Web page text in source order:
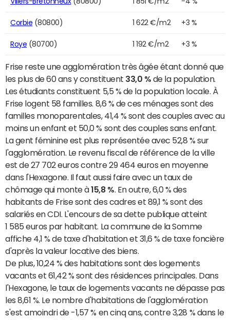
Corbie (80800) 1 622 €/m2 +3 %
Roye (80700) 1 192 €/m2 +3 %
Frise reste une agglomération très âgée étant donné que
les plus de 60 ans y constituent 33,0 % de la population.
Les étudiants constituent 5,5 % de la population locale. À
Frise logent 58 familles. 8,6 % de ces ménages sont des
familles monoparentales, 41,4 % sont des couples avec au
moins un enfant et 50,0 % sont des couples sans enfant.
La gent féminine est plus représentée avec 52,8 % sur
l'agglomération. Le revenu fiscal de référence de la ville
est de 27 702 euros contre 29 464 euros en moyenne
dans l'Hexagone. Il faut aussi faire avec un taux de
chômage qui monte à15,8 % . En outre, 6,0 % des
habitants de Frise sont des cadres et 89,1 % sont des
salariés en CDI. L'encours de sa dette publique atteint
1 585 euros par habitant. La commune de la Somme
affiche 4,1 % de taxe d'habitation et 31,6 % de taxe foncière
d'après la valeur locative des biens.
De plus, 10,24 % des habitations sont des logements
vacants et 61,42 % sont des résidences principales. Dans
l'Hexagone, le taux de logements vacants ne dépasse pas
les 8,61 %. Le nombre d'habitations de l'agglomération
s'est amoindri de -1,57 % en cinq ans, contre 3,28 % dans le